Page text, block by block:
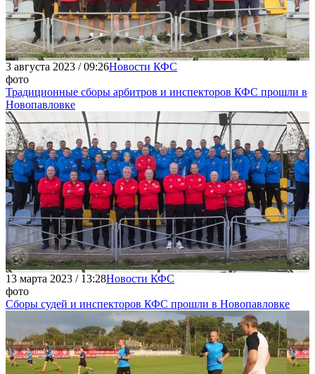
3 августа 2023 / 09:26Новости КФС
фото
Традиционные сборы арбитров и инспекторов КФС прошли в
Новопавловке
13 марта 2023 / 13:28Новости КФС
фото
Сборы судей и инспекторов КФС прошли в Новопавловке